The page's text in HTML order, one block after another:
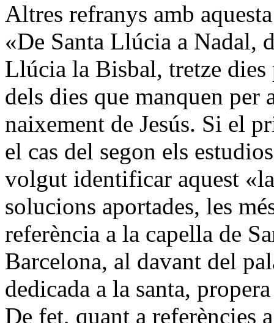
Altres refranys amb
«De Santa Llúcia a Nadal,
Llúcia la Bisbal, tretze dies
dels dies que manquen
naixement de Jesús. Si el
el cas del segon els
volgut identificar aquest
solucions aportades, les
referència a la capella de
Barcelona, al davant del
dedicada a la santa,
De fet, quant a referències